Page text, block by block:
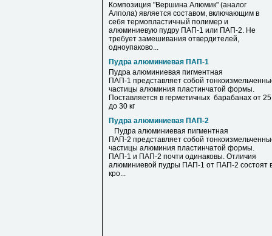
Композиция "Вершина Алюмик" (аналог
Алпола) является составом, включающим в
себя термопластичный полимер и
алюминиевую пудру ПАП-1 или ПАП-2. Не
требует замешивания отвердителей,
одноупаково...
Пудра алюминиевая ПАП-1
Пудра алюминиевая пигментная
ПАП-1 представляет собой
частицы алюминия пластинчатой формы.
Поставляется в герметичных барабанах от 25
до 30 кг
Пудра алюминиевая ПАП-2
Пудра алюминиевая пигментная
ПАП-2 представляет собой
частицы алюминия пластинчатой формы.
ПАП-1 и ПАП-2 почти одинаковы. Отличия
алюминиевой пудры ПАП-1 от ПАП-2 состоят
кро...